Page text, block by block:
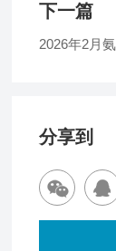
下一篇
2026年2月
分享到